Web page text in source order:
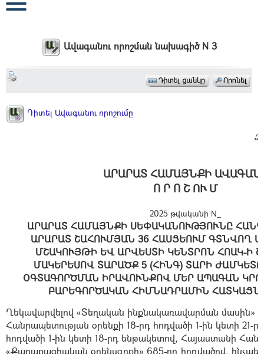
Ավագանու որոշման նախագիծ N 3
Դիտել Ավագանու որոշումը
ԱՐԱՐԱՏ ՀԱՄԱՅՆՔԻ
Ո Ր Ո Շ ՈՒ Մ
2025 թվականի N_
ԱՐԱՐԱՏ ՀԱՄԱՅՆՔԻ ՍԵՓԱԿԱՆՈՒԹՅՈՒՆԸ
ԱՐԱՐԱՏ ՇԱՀՈՒՄՅԱՆ 36 ՀԱՍՑԵՈՒՄ ԳՏՆՎՈՂ
ՄՇԱԿՈՒՅԹԻ ԵՎ ԱՐՎԵՍՏԻ ԿԵՆՏՐՈՆ ՀՈԱԿ-Ի
ՄԱԿԵՐԵՍՈՎ ՏԱՐԱԾՔ 5 (ՀԻՆԳ) ՏԱՐԻ
ՕԳՏԱԳՈՐԾՄԱՆ ԻՐԱՎՈՒՆՔՈՎ ՄԵՐ ԱՊԱԳԱՆ
ԲԱՐԵԳՈՐԾԱԿԱՆ ՀԻՄՆԱԴՐԱՄԻՆ
Ղեկավարվելով «Տեղական ինքնակառավարման մասին»
Հանրապետության օրենքի 18-րդ հոդվածի 1-ին կետի 21-
հոդվածի 1-ին կետի 18-րդ ենթակետով, Հայաստանի
«Քաղաքացիական օրենսգրքի» 685-րդ հոդվածով,